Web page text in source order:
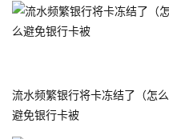
流水频繁银行将卡冻结了（怎么
避免银行卡被